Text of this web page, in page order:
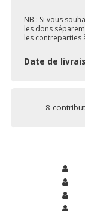
NB : Si vous
les dons
les contreparties
Date de
8